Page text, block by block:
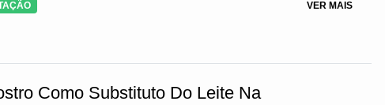
territoriais ocupam lugar de destaque.
VER MAIS
Como Substituto Do Leite Na